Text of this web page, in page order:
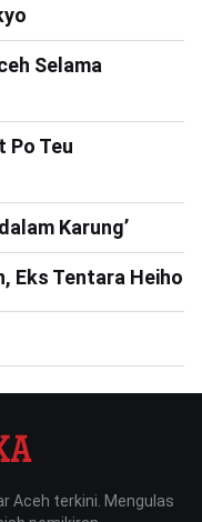
Selama
Po Teu
Karung’
Eks Tentara Heiho
Aceh terkini. Mengulas